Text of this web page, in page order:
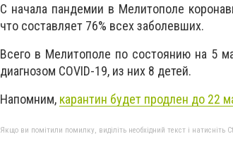
С начала пандемии в Мелитополе
что составляет 76% всех заболевших.
Всего в Мелитополе по состоянию на 5
диагнозом COVID-19, из них 8 детей.
Напомним, карантин будет продлен до 22
Якщо ви помітили помилку, виділіть необхідний текст і натисніть